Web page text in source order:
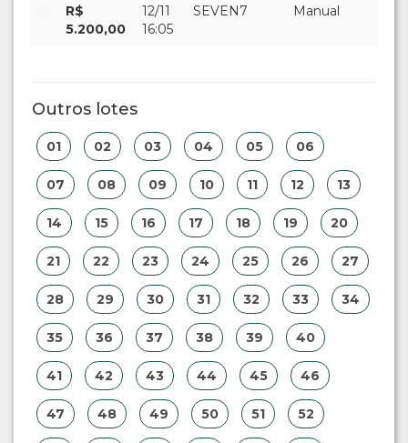
R$
5.200,00
12/11
16:05
SEVEN7 Manual
Outros lotes
01 02 03 04 05 06
07 08 09 10 11 12 13
14 15 16 17 18 19 20
21 22 23 24 25 26 27
28 29 30 31 32 33 34
35 36 37 38 39 40
41 42 43 44 45 46
47 48 49 50 51 52